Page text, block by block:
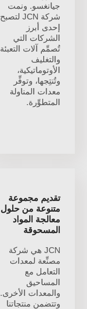
جيانغسو. ونمت
شركة JCN لتصبح
إحدى أبرز
الشركات التي
تُصمِّم آلات التعبئة
والتغليف
الأوتوماتيكية،
وتُنتِجها، وتوفِّر
معدات المناولة
المتطوِّرة.
تقديم مجموعة
متنوعة من حلول
معالجة المواد
المسحوقة
JCN هي شركة
مصنِّعة لمعدات
التعامل مع
المساحيق
والمعدات الأخرى.
وتتضمن منتجاتنا